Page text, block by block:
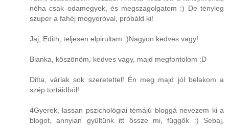
néha csak odamegyek, és megszagolgatom :) De tényleg
szuper a fahéj mogyoróval, próbáld ki!
Jaj, Edith, teljesen elpirultam :)Nagyon kedves vagy!
Bianka, köszönöm, kedves vagy, majd megfontolom :D
Ditta, várlak sok szeretettel! Én meg majd jól belakom a
szép tortáidból!
4Gyerek, lassan pszichológiai témájú bloggá nevezem ki a
blogot, annyian gyűltünk itt össze mi, függők :) Sebaj,